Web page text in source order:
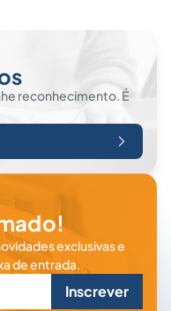
reconhecimento. É
exclusivas e
de entrada.
Inscrever